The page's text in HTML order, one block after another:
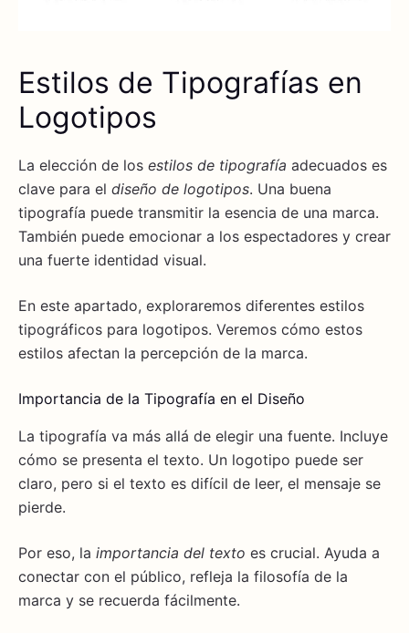
Estilos de Tipografías en
Logotipos
La elección de los estilos de tipografía adecuados es
clave para el diseño de logotipos. Una buena
tipografía puede transmitir la esencia de una marca.
También puede emocionar a los espectadores y crear
una fuerte identidad visual.
En este apartado, exploraremos diferentes estilos
tipográficos para logotipos. Veremos cómo estos
estilos afectan la percepción de la marca.
Importancia de la Tipografía en el Diseño
La tipografía va más allá de elegir una fuente. Incluye
cómo se presenta el texto. Un logotipo puede ser
claro, pero si el texto es difícil de leer, el mensaje se
pierde.
Por eso, la importancia del texto es crucial. Ayuda a
conectar con el público, refleja la filosofía de la
marca y se recuerda fácilmente.